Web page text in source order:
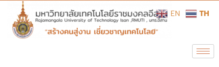
EN TH